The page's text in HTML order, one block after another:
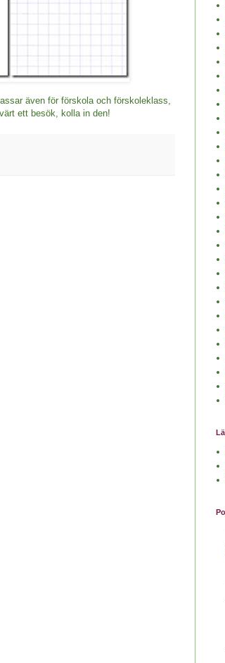
även för förskola och förskoleklass,
ett besök, kolla in den!